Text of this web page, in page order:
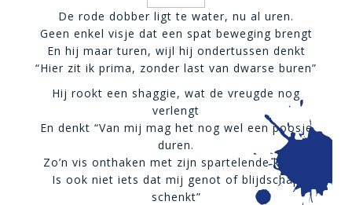
De rode dobber ligt te water, nu al uren.
Geen enkel visje dat een spat beweging brengt
En hij maar turen, wijl hij ondertussen denkt
“Hier zit ik prima, zonder last van dwarse buren”
Hij rookt een shaggie, wat de vreugde nog
verlengt
En denkt “Van mij mag het nog wel een poosje
duren.
Zo’n vis onthaken met zijn spartelende kuren,
Is ook niet iets dat mij genot of blijdschap
schenkt”